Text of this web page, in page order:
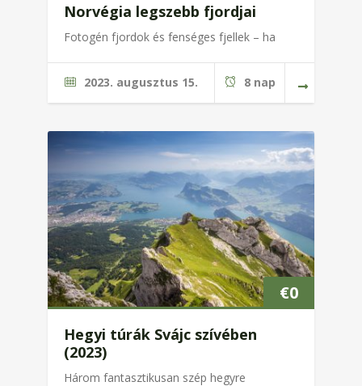
Norvégia legszebb fjordjai
Fotogén fjordok és fenséges fjellek – ha
2023. augusztus 15. 8 nap
€0
Hegyi túrák Svájc szívében
(2023)
Három fantasztikusan szép hegyre